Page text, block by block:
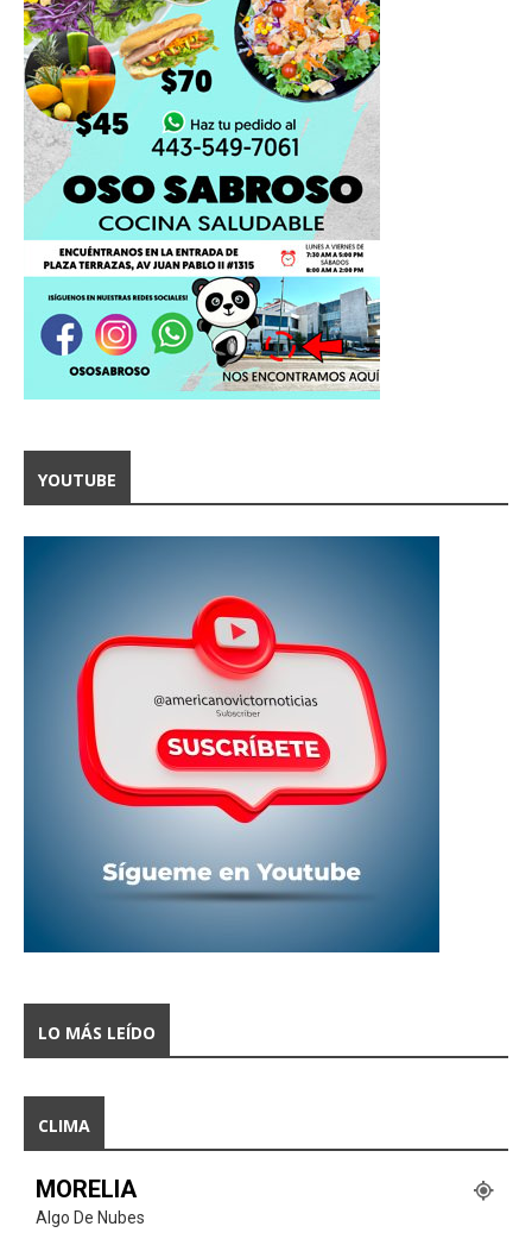
YOUTUBE
LO MÁS LEÍDO
CLIMA
MORELIA
Algo De Nubes